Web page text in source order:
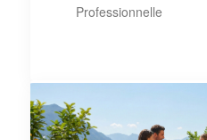
Professionnelle